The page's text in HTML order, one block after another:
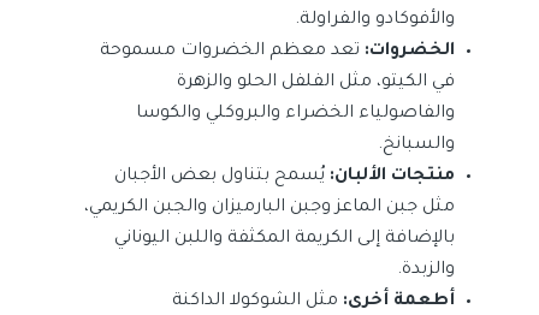
والأفوكادو والفراولة.
الخضروات: تعد معظم الخضروات مسموحة
في الكيتو، مثل الفلفل الحلو والزهرة
والفاصولياء الخضراء والبروكلي والكوسا
والسبانخ.
منتجات الألبان: يُسمح بتناول بعض الأجبان
مثل جبن الماعز وجبن البارميزان والجبن الكريمي،
بالإضافة إلى الكريمة المكثفة واللبن اليوناني
والزبدة.
أطعمة أخرى: مثل الشوكولا الداكنة